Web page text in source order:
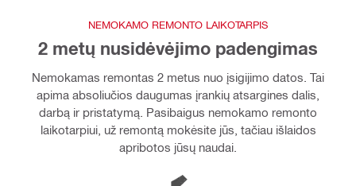
NEMOKAMO REMONTO LAIKOTARPIS
2 metų nusidėvėjimo padengimas
Nemokamas remontas 2 metus nuo įsigijimo datos. Tai
apima absoliučios daugumas įrankių atsargines dalis,
darbą ir pristatymą. Pasibaigus nemokamo remonto
laikotarpiui, už remontą mokėsite jūs, tačiau išlaidos
apribotos jūsų naudai.